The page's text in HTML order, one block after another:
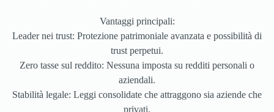
Vantaggi principali:
Leader nei trust: Protezione patrimoniale avanzata e possibilità di
trust perpetui.
Zero tasse sul reddito: Nessuna imposta su redditi personali o
aziendali.
Stabilità legale: Leggi consolidate che attraggono sia aziende che
privati.